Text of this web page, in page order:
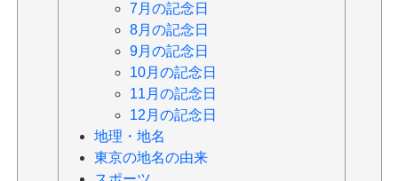
7月の記念日
8月の記念日
9月の記念日
10月の記念日
11月の記念日
12月の記念日
地理・地名
東京の地名の由来